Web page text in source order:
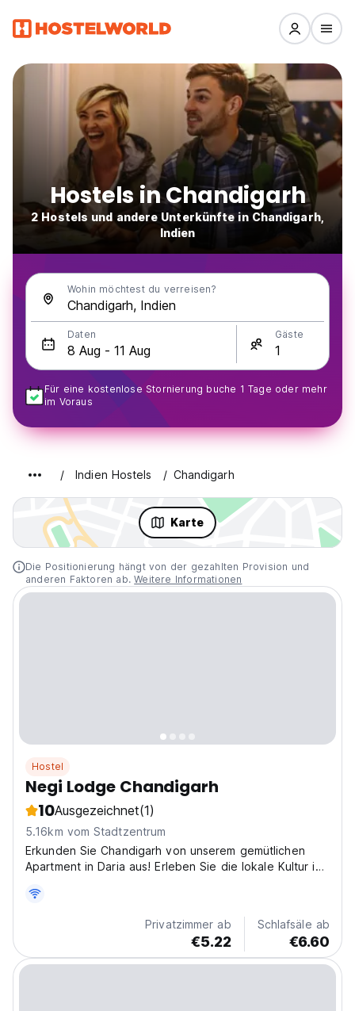
Hostels in Chandigarh
2 Hostels und andere Unterkünfte in Chandigarh,
Indien
Wohin möchtest du verreisen?
Daten Gäste
Für eine kostenlose Stornierung buche 1 Tage oder mehr
im Voraus
Indien Hostels Chandigarh
Karte
Die Positionierung hängt von der gezahlten Provision und
anderen Faktoren ab.Weitere Informationen
Hostel
Negi Lodge Chandigarh
10Ausgezeichnet(1)
5.16km vom Stadtzentrum
Erkunden Sie Chandigarh von unserem gemütlichen
Apartment in Daria aus! Erleben Sie die lokale Kultur in
Apartment zur Stadterkundung. (Auto-translated from
Privatzimmer ab
€5.22
Schlafsäle ab
€6.60